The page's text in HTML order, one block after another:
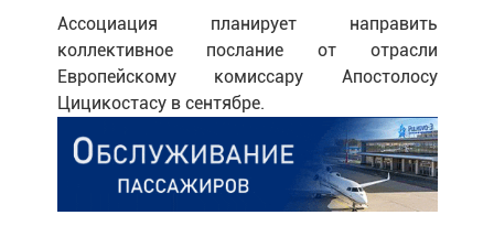
Ассоциация планирует направить
коллективное послание от отрасли
Европейскому комиссару Апостолосу
Цицикостасу в сентябре.